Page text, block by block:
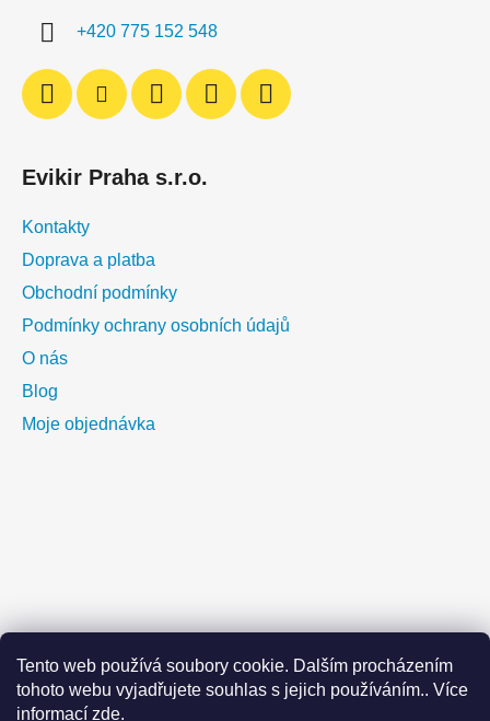
Tento web používá soubory cookie. Dalším procházením
tohoto webu vyjadřujete souhlas s jejich používáním.. Více
informací zde.
Vážení zákazníci,dovolujeme si vás upozornit na celozávondí
+420 775 152 548
Evikir Praha s.r.o.
Kontakty
Doprava a platba
Obchodní podmínky
Podmínky ochrany osobních údajů
O nás
Blog
Moje objednávka